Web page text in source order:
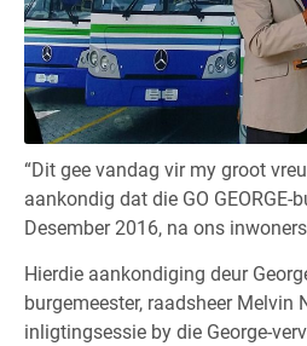
“Dit gee vandag vir my groot
aankondig dat die GO GEORGE-
Desember 2016, na ons
Hierdie aankondiging deur
burgemeester, raadsheer Melvin
inligtingsessie by die George-